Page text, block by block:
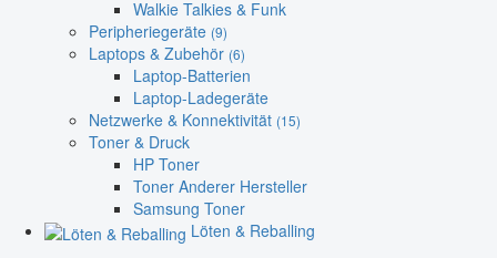
Walkie Talkies & Funk
Peripheriegeräte (9)
Laptops & Zubehör (6)
Laptop-Batterien
Laptop-Ladegeräte
Netzwerke & Konnektivität (15)
Toner & Druck
HP Toner
Toner Anderer Hersteller
Samsung Toner
Löten & Reballing